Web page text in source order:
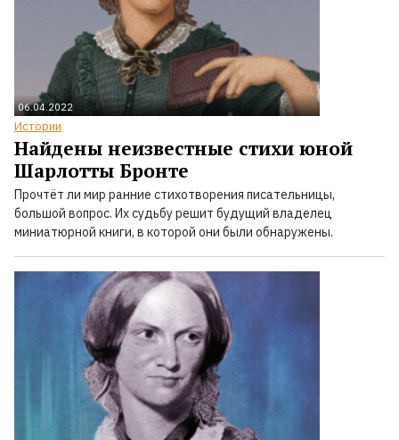
06.04.2022
Истории
Найдены неизвестные стихи юной
Шарлотты Бронте
Прочтёт ли мир ранние стихотворения писательницы,
большой вопрос. Их судьбу решит будущий владелец
миниатюрной книги, в которой они были обнаружены.